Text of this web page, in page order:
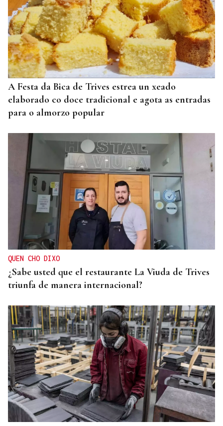
A Festa da Bica de Trives estrea un xeado
elaborado co doce tradicional e agota as entradas
para o almorzo popular
QUEN CHO DIXO
¿Sabe usted que el restaurante La Viuda de Trives
triunfa de manera internacional?